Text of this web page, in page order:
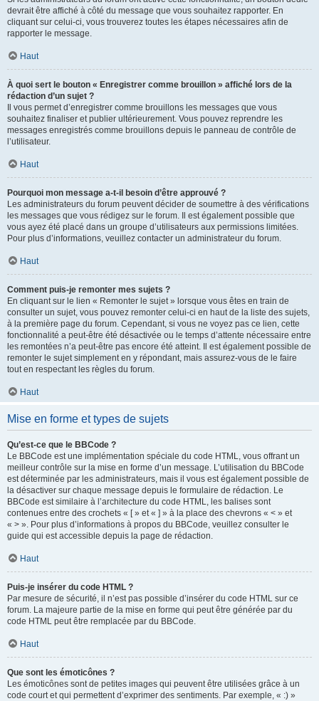
devrait être affiché à côté du message que vous souhaitez rapporter. En
cliquant sur celui-ci, vous trouverez toutes les étapes nécessaires afin de
rapporter le message.
Haut
À quoi sert le bouton « Enregistrer comme brouillon » affiché lors de la
rédaction d’un sujet ?
Il vous permet d’enregistrer comme brouillons les messages que vous
souhaitez finaliser et publier ultérieurement. Vous pouvez reprendre les
messages enregistrés comme brouillons depuis le panneau de contrôle de
l’utilisateur.
Haut
Pourquoi mon message a-t-il besoin d’être approuvé ?
Les administrateurs du forum peuvent décider de soumettre à des vérifications
les messages que vous rédigez sur le forum. Il est également possible que
vous ayez été placé dans un groupe d’utilisateurs aux permissions limitées.
Pour plus d’informations, veuillez contacter un administrateur du forum.
Haut
Comment puis-je remonter mes sujets ?
En cliquant sur le lien « Remonter le sujet » lorsque vous êtes en train de
consulter un sujet, vous pouvez remonter celui-ci en haut de la liste des sujets,
à la première page du forum. Cependant, si vous ne voyez pas ce lien, cette
fonctionnalité a peut-être été désactivée ou le temps d’attente nécessaire entre
les remontées n’a peut-être pas encore été atteint. Il est également possible de
remonter le sujet simplement en y répondant, mais assurez-vous de le faire
tout en respectant les règles du forum.
Haut
Mise en forme et types de sujets
Qu’est-ce que le BBCode ?
Le BBCode est une implémentation spéciale du code HTML, vous offrant un
meilleur contrôle sur la mise en forme d’un message. L’utilisation du BBCode
est déterminée par les administrateurs, mais il vous est également possible de
la désactiver sur chaque message depuis le formulaire de rédaction. Le
BBCode est similaire à l’architecture du code HTML, les balises sont
contenues entre des crochets « [ » et « ] » à la place des chevrons « < » et
« > ». Pour plus d’informations à propos du BBCode, veuillez consulter le
guide qui est accessible depuis la page de rédaction.
Haut
Puis-je insérer du code HTML ?
Par mesure de sécurité, il n’est pas possible d’insérer du code HTML sur ce
forum. La majeure partie de la mise en forme qui peut être générée par du
code HTML peut être remplacée par du BBCode.
Haut
Que sont les émoticônes ?
Les émoticônes sont de petites images qui peuvent être utilisées grâce à un
code court et qui permettent d’exprimer des sentiments. Par exemple, « :) »